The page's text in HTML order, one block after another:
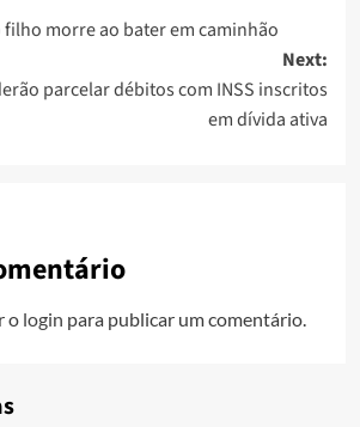
filho morre ao bater em caminhão
Next:
parcelar débitos com INSS inscritos
em dívida ativa
o login para publicar um comentário.